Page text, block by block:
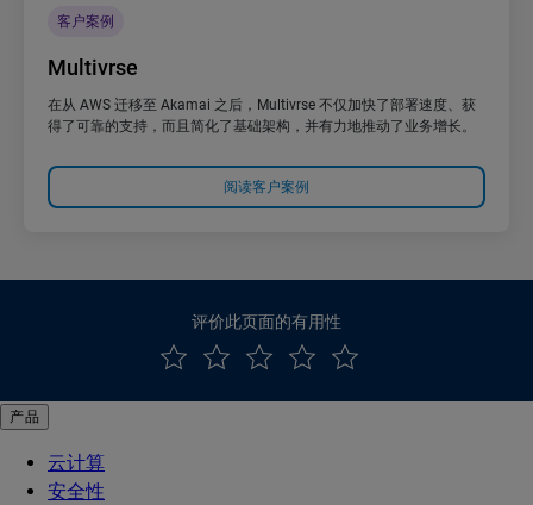
客户案例
Multivrse
在从 AWS 迁移至 Akamai 之后，Multivrse 不仅加快了部署速度、获
得了可靠的支持，而且简化了基础架构，并有力地推动了业务增长。
阅读客户案例
评价此页面的有用性
产品
云计算
安全性